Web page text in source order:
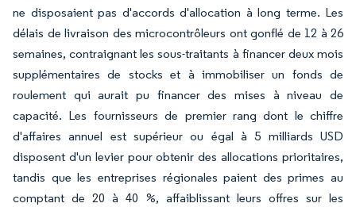
ne disposaient pas d'accords d'allocation à long terme. Les
délais de livraison des microcontrôleurs ont gonflé de 12 à 26
semaines, contraignant les sous-traitants à financer deux mois
supplémentaires de stocks et à immobiliser un fonds de
roulement qui aurait pu financer des mises à niveau de
capacité. Les fournisseurs de premier rang dont le chiffre
d'affaires annuel est supérieur ou égal à 5 milliards USD
disposent d'un levier pour obtenir des allocations prioritaires,
tandis que les entreprises régionales paient des primes au
comptant de 20 à 40 %, affaiblissant leurs offres sur les